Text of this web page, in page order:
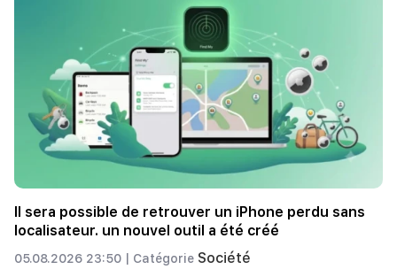
Il sera possible de retrouver un iPhone perdu sans
localisateur. un nouvel outil a été créé
05.08.2026 23:50 | Catégorie Société